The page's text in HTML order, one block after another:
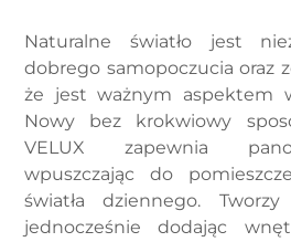
Naturalne światło jest
dobrego samopoczucia oraz
że jest ważnym aspektem
Nowy bez krokwiowy
VELUX zapewnia
wpuszczając do
światła dziennego.
jednocześnie dodając